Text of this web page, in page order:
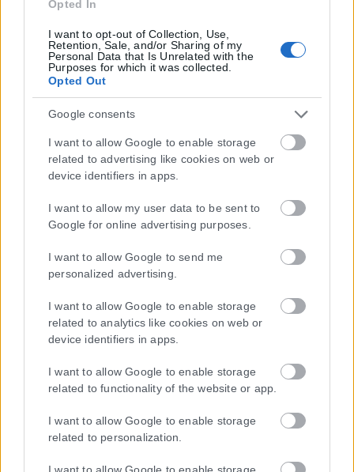
Opted In
I want to opt-out of Collection, Use,
Retention, Sale, and/or Sharing of my
Personal Data that Is Unrelated with the
Purposes for which it was collected.
Opted Out
Google consents
I want to allow Google to enable storage
related to advertising like cookies on web or
device identifiers in apps.
I want to allow my user data to be sent to
Google for online advertising purposes.
I want to allow Google to send me
personalized advertising.
I want to allow Google to enable storage
related to analytics like cookies on web or
device identifiers in apps.
I want to allow Google to enable storage
related to functionality of the website or app.
I want to allow Google to enable storage
related to personalization.
I want to allow Google to enable storage